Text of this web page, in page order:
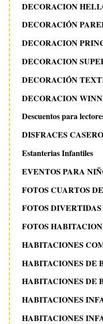
DECORACION
DECORACIÓN
DECORACION
DECORACION
DECORACIÓN
DECORACION
Descuentos para
DISFRACES
Estanterias Infantiles
EVENTOS PARA
FOTOS CUARTOS
FOTOS DIVERTIDAS
FOTOS
HABITACIONES
HABITACIONES DE
HABITACIONES DE
HABITACIONES
HABITACIONES